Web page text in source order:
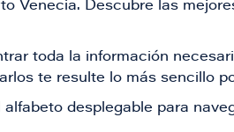
Venecia. Descubre las
toda la información
te resulte lo más sencillo
desplegable para